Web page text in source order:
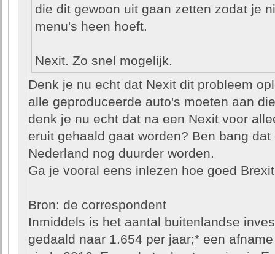
die dit gewoon uit gaan zetten zodat je
menu's heen hoeft.
Nexit. Zo snel mogelijk.
Denk je nu echt dat Nexit dit probleem
alle geproduceerde auto's moeten aan
denk je nu echt dat na een Nexit voor
eruit gehaald gaat worden? Ben bang
Nederland nog duurder worden.
Ga je vooral eens inlezen hoe goed
Bron: de correspondent
Inmiddels is het aantal buitenlandse
gedaald naar 1.654 per jaar;* een